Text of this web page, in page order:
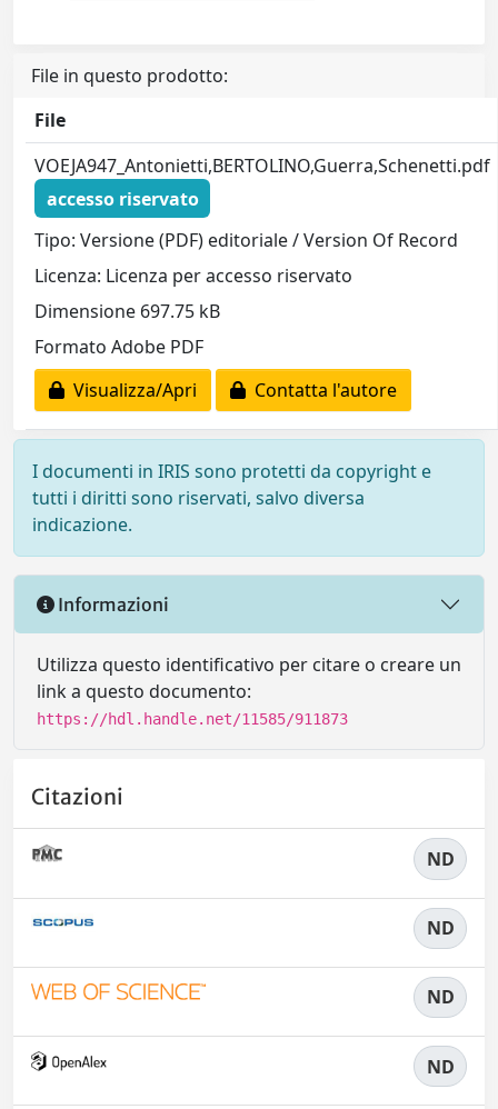
File in questo prodotto:
File
VOEJA947_Antonietti,BERTOLINO,Guerra,Schenetti.pdf
accesso riservato
Tipo: Versione (PDF) editoriale / Version Of Record
Licenza: Licenza per accesso riservato
Dimensione 697.75 kB
Formato Adobe PDF
Visualizza/Apri
Contatta l'autore
I documenti in IRIS sono protetti da copyright e
tutti i diritti sono riservati, salvo diversa
indicazione.
Informazioni
Utilizza questo identificativo per citare o creare un
link a questo documento:
https://hdl.handle.net/11585/911873
Citazioni
ND
ND
ND
ND